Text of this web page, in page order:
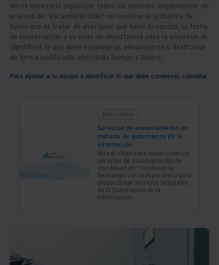
No es necesario digitalizar todos los archivos. Implementar un
proceso de "escanearlo todo" no resuelve el problema de
fondo que es tratar de averiguar qué tiene tu equipo, su fecha
de conservación y su nivel de importancia para la empresa. Al
identificar lo que debe escanearse, almacenarse o destruirse
de forma justificada, ahorrarás tiempo y dinero.
Para ayudar a tu equipo a identificar lo que debe conservar, consulta:
Videos y webinars
Servicios de asesoramiento en
materia de gobernanza de la
información
Mira el vídeo para saber cómo los
servicios de asesoramiento de
Iron Mountain® combinan la
tecnología con la experiencia para
proporcionar servicios integrales
de la Gobernanza de la
Información.